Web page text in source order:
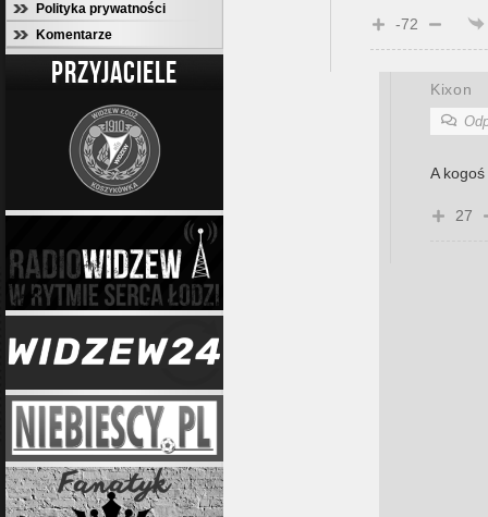
Polityka prywatności
Komentarze
PRZYJACIELE
-72
Kixon
A kogoś
27